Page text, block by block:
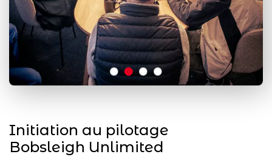
Initiation au pilotage
Bobsleigh Unlimited